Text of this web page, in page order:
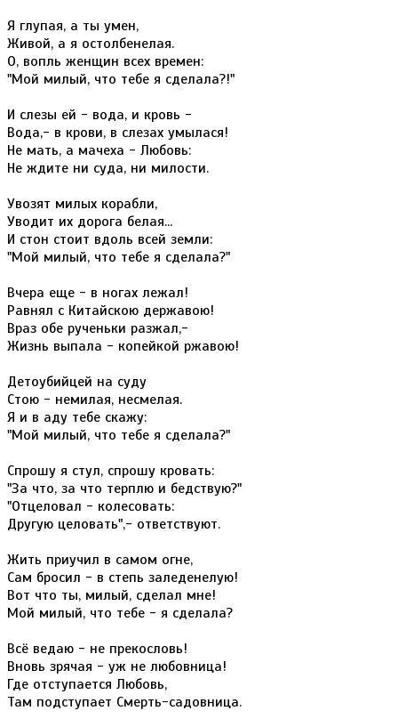
Я глупая, а ты умен,
Живой, а я остолбенелая.
О, вопль женщин всех времен:
"Мой милый, что тебе я сделала?!"
И слезы ей - вода, и кровь -
Вода,- в крови, в слезах умылася!
Не мать, а мачеха - Любовь:
Не ждите ни суда, ни милости.
Увозят милых корабли,
Уводит их дорога белая...
И стон стоит вдоль всей земли:
"Мой милый, что тебе я сделала?"
Вчера еще - в ногах лежал!
Равнял с Китайскою державою!
Враз обе рученьки разжал,-
Жизнь выпала - копейкой ржавою!
Детоубийцей на суду
Стою - немилая, несмелая.
Я и в аду тебе скажу:
"Мой милый, что тебе я сделала?"
Спрошу я стул, спрошу кровать:
"За что, за что терплю и бедствую?"
"Отцеловал - колесовать:
Другую целовать",- ответствуют.
Жить приучил в самом огне,
Сам бросил - в степь заледенелую!
Вот что ты, милый, сделал мне!
Мой милый, что тебе - я сделала?
Всё ведаю - не прекословь!
Вновь зрячая - уж не любовница!
Где отступается Любовь,
Там подступает Смерть-садовница.